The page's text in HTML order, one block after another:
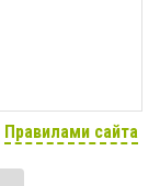
Правилами сайта